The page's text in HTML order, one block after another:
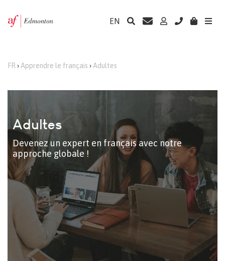
EN
FR › Apprendre le français › Adultes
Adultes
Devenez un expert en français avec notre
approche globale !